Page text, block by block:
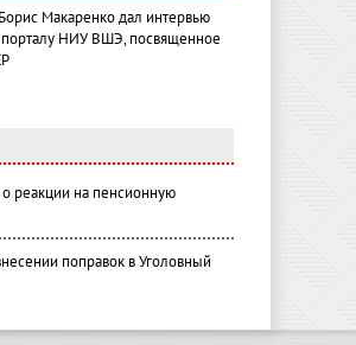
Макаренко дал интервью
порталу НИУ ВШЭ, посвященное
о реакции на пенсионную
поправок в Уголовный